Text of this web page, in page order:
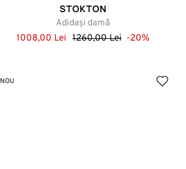
STOKTON
Adidași damă
1008,00 Lei 1260,00 Lei -20%
NOU